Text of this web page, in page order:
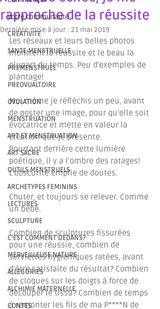
Votre communauté
CREATIVITE
SANTE MENSTRUELLE
PREMENSTRUEL
PREOVUALTOIRE
OVULATION
MENSTRUATION
ART ET MENSTRUATION
ART SACRE
OUTILS MENSTRUELS
ARCHETYPES FEMININS
LECTURES
SCULPTURE
C'EST COMMENT DEDANS?
MERVEILLEUSE NATURE
ALLEGORIES
ALCHIMIE MATERNELLE
CONTES
rapproche de la réussite
Dernière mise à jour : 21 mai 2019
Les réseaux et leurs belles photos
montrent la réussite et le beau la
plupart du temps. Peu d'exemples de
plantage!
Moi même je réfléchis un peu, avant
de poster une image, pour qu'elle soit
évocatrice et mette en valeur la
création que je présente.
Pourtant derrière cette lumière
poétique, il y a l'ombre des ratages!
L'obscurité emplie de doutes.
Chuter, et toujours se relever. Comme
un bébé.
Combien de sculptures fissurées
pour une réussie, combien de
serviettes hygiéniques ratées, avant
d'être satisfaite du résultat? Combien
de cloques sur les doigts à force de
découper le tissu? Combien de temps
à remonter les fils de ma P****N de